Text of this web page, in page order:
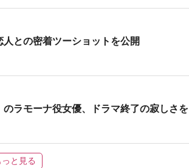
との密着ツーショットを公開
ラモーナ役女優、ドラマ終了の寂しさを
と見る